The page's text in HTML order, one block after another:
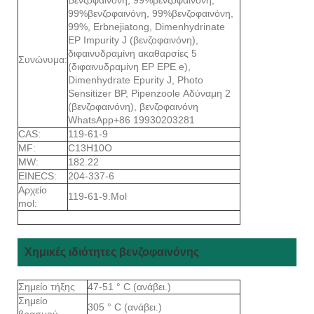
Συνώνυμα:
99%βενζοφαινόνη, 99%βενζοφαινόνη,
99%, Erbnejiatong, Dimenhydrinate
EP Impurity J (βενζοφαινόνη),
διφαινυδραμίνη ακαθαρσίες 5
(διφαινυδραμίνη EP EPE e),
Dimenhydrate Epurity J, Photo
Sensitizer BP, Pipenzoole Αδύναμη 2
(βενζοφαινόνη), βενζοφαινόνη
WhatsApp+86 19930203281
CAS:
119-61-9
MF:
C13H10O
MW:
182.22
EINECS:
204-337-6
Αρχείο
mol:
119-61-9.Mol
Χημικές ιδιότητες βενζοφαινόνης
Σημείο τήξης
47-51 ° C (ανάβει.)
Σημείο
305 ° C (ανάβει.)